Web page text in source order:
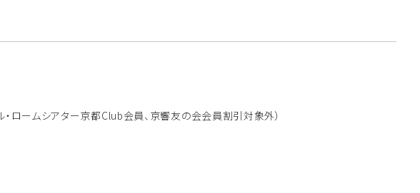
ロームシアター京都Club会員、京響友の会会員割引対象外）